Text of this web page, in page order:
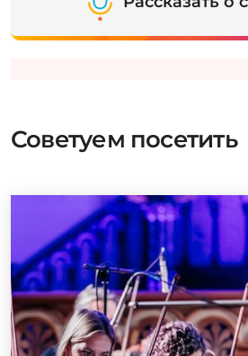
Советуем посетить